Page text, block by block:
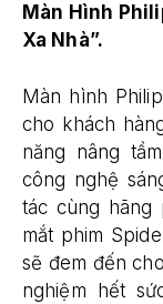
Màn Hình
Xa Nhà”.
Màn hình
cho khách
năng nâng
công nghệ
tác cùng hãng
mắt phim
sẽ đem đến
nghiệm hết